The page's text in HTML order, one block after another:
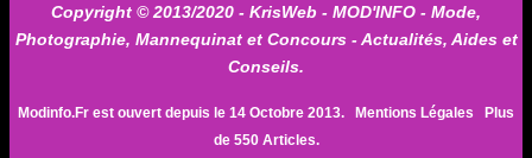
Copyright © 2013/2020 - KrisWeb - MOD'INFO - Mode,
Photographie, Mannequinat et Concours - Actualités, Aides et
Conseils.
Modinfo.Fr est ouvert depuis le 14 Octobre 2013. Mentions Légales Plus
de 550 Articles.